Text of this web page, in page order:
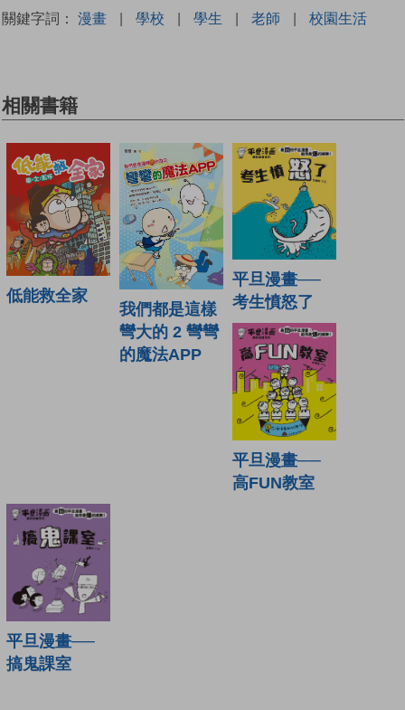
關鍵字詞： 漫畫 | 學校 | 學生 | 老師 | 校園生活
相關書籍
低能救全家
我們都是這樣
彎大的 2 彎彎
的魔法APP
平旦漫畫──
考生憤怒了
平旦漫畫──
高FUN教室
平旦漫畫──
搞鬼課室